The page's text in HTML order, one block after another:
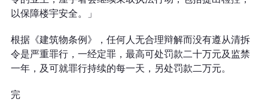
以保障楼宇安全。」
根据《建筑物条例》，任何人无合理辩解而没有遵从清拆
令是严重罪行，一经定罪，最高可处罚款二十万元及监禁
一年，及可就罪行持续的每一天，另处罚款二万元。
完